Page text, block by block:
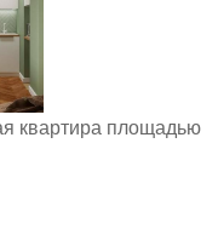
квартира площадью